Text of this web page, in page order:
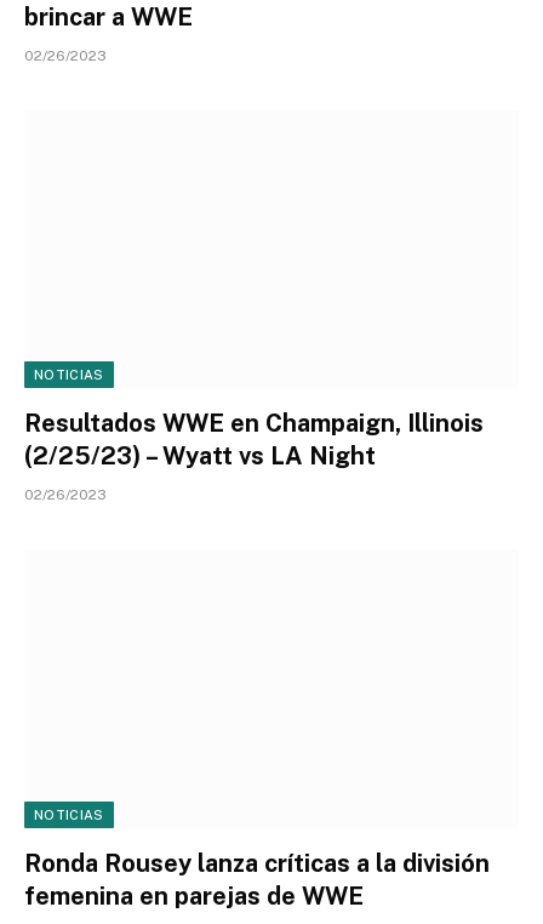
brincar a WWE
02/26/2023
NOTICIAS
Resultados WWE en Champaign, Illinois
(2/25/23) – Wyatt vs LA Night
02/26/2023
NOTICIAS
Ronda Rousey lanza críticas a la división
femenina en parejas de WWE